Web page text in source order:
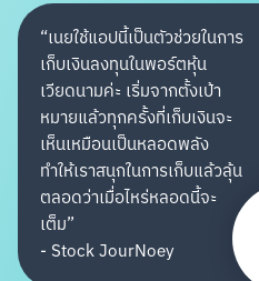
“เนยใช้แอปนี้เป็นตัวช่วยในการ
เก็บเงินลงทุนในพอร์ตหุ้น
เวียดนามค่ะ เริ่มจากตั้งเป้า
หมายแล้วทุกครั้งที่เก็บเงินจะ
เห็นเหมือนเป็นหลอดพลัง
ทำให้เราสนุกในการเก็บแล้วลุ้น
ตลอดว่าเมื่อไหร่หลอดนี้จะ
เต็ม”
- Stock JourNoey